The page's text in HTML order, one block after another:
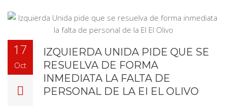
17
Oct
IZQUIERDA UNIDA PIDE QUE SE
RESUELVA DE FORMA
INMEDIATA LA FALTA DE
PERSONAL DE LA EI EL OLIVO